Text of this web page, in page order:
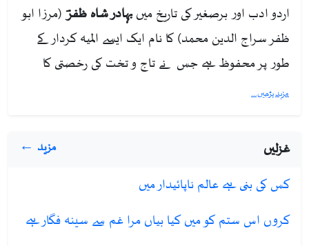
اردو ادب اور برصغیر کی تاریخ میںبہادر شاہ ظفرؔ(مرزا ابو
ظفر سراج الدین محمد) کا نام ایک ایسے المیہ کردار کے
طور پر محفوظ ہے جس نے تاج و تخت کی رخصتی کا
دکھ اپنی آنکھوں سے دیکھا اور اسے اپنی شاعری میں لافانی
انتہائی معتبر شاعر تھے۔
بہادر شاہ ظفرؔ
پیدا ہوئے۔ وہ اکبر شاہ ثانی کے فرزند تھے اور ان کی والدہ
مزید پڑھیں...
غزلیں مزید ←
کس کی بنی ہے عالم ناپائیدار میں
کروں اس ستم کو میں کیا بیاں مرا غم سے سینہ فگار ہے